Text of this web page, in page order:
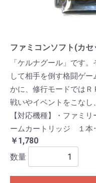
ファミコンソフト(カ
「ケルナグール」です
して相手を倒す格闘ゲ
かに、修行モードでは
戦いやイベントをこなし
【対応機種】・ファミ
ームカートリッジ １本
￥1,780
数量